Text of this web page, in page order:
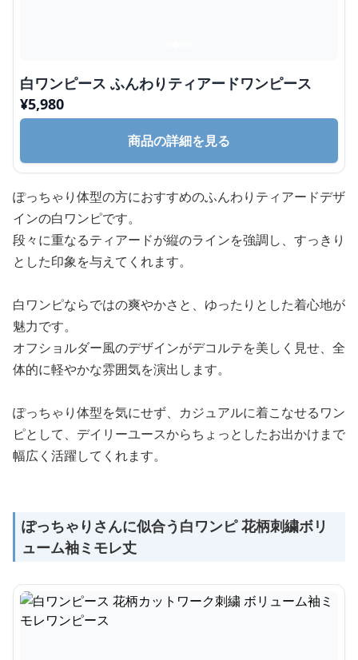
白ワンピース ふんわりティアードワンピース
¥5,980
商品の詳細を見る
ぽっちゃり体型の方におすすめのふんわりティアードデザ
インの白ワンピです。
段々に重なるティアードが縦のラインを強調し、すっきり
とした印象を与えてくれます。
白ワンピならではの爽やかさと、ゆったりとした着心地が
魅力です。
オフショルダー風のデザインがデコルテを美しく見せ、全
体的に軽やかな雰囲気を演出します。
ぽっちゃり体型を気にせず、カジュアルに着こなせるワン
ピとして、デイリーユースからちょっとしたお出かけまで
幅広く活躍してくれます。
ぽっちゃりさんに似合う白ワンピ 花柄刺繍ボリ
ューム袖ミモレ丈